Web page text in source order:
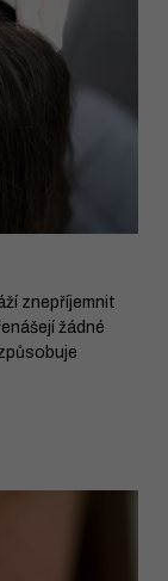
znepříjemnit
žádné